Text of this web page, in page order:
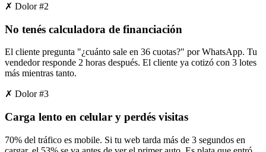
✗ Dolor #2
No tenés calculadora de financiación
El cliente pregunta "¿cuánto sale en 36 cuotas?" por WhatsApp. Tu
vendedor responde 2 horas después. El cliente ya cotizó con 3 lotes
más mientras tanto.
✗ Dolor #3
Carga lento en celular y perdés visitas
70% del tráfico es mobile. Si tu web tarda más de 3 segundos en